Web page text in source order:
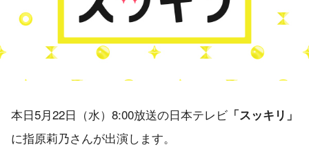
本日5月22日（水）8:00放送の日本テレビ 「スッキリ」
に指原莉乃さんが出演します。